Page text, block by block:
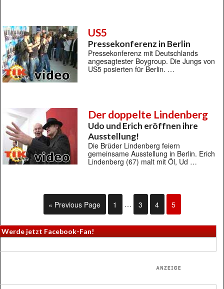
US5
Pressekonferenz in Berlin
Pressekonferenz mit Deutschlands
angesagtester Boygroup. Die Jungs von
US5 posierten für Berlin. …
Der doppelte Lindenberg
Udo und Erich eröffnen ihre
Ausstellung!
Die Brüder Lindenberg feiern
gemeinsame Ausstellung in Berlin. Erich
Lindenberg (67) malt mit Öl, Ud …
« Previous Page 1 … 3 4 5
Werde jetzt Facebook-Fan!